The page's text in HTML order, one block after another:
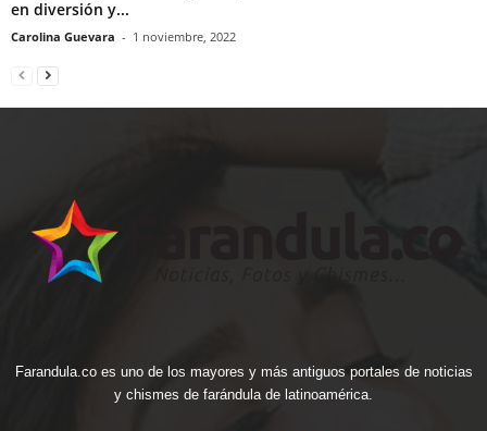
en diversión y...
Carolina Guevara - 1 noviembre, 2022
Farandula.co es uno de los mayores y más antiguos portales de noticias
y chismes de farándula de latinoamérica.